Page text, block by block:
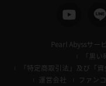
Pearl Abyssサー
「黒
「特定商取引法」及び「
運営会社
ファン